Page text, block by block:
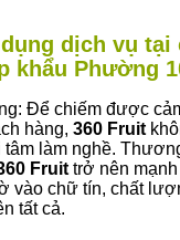
dịch vụ tại
khẩu Phường
Để chiếm được
hàng, 360 Fruit
tâm làm nghề.
Fruit trở nên
vào chữ tín, chất
tất cả.